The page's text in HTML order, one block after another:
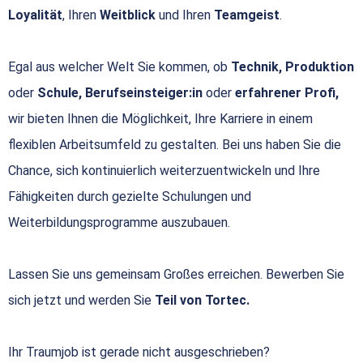
Loyalität, Ihren Weitblick und Ihren Teamgeist.
Egal aus welcher Welt Sie kommen, ob Technik, Produktion
oder Schule, Berufseinsteiger:in oder erfahrener Profi,
wir bieten Ihnen die Möglichkeit, Ihre Karriere in einem
flexiblen Arbeitsumfeld zu gestalten. Bei uns haben Sie die
Chance, sich kontinuierlich weiterzuentwickeln und Ihre
Fähigkeiten durch gezielte Schulungen und
Weiterbildungsprogramme auszubauen.
Lassen Sie uns gemeinsam Großes erreichen. Bewerben Sie
sich jetzt und werden Sie Teil von Tortec.
Ihr Traumjob ist gerade nicht ausgeschrieben?